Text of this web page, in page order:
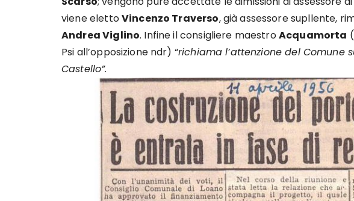
viene elettoVincenzo Traverso, già assessore supllente,
Andrea Viglino. Infine il consigliere maestroAcquamorta
Psi all’opposizione ndr) “richiama l’attenzione del Comune
Castello”.